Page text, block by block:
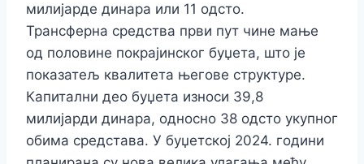
милијарде динара или 11 одсто.
Трансферна средства први пут чине мање
од половине покрајинског буџета, што је
показатељ квалитета његове структуре.
Капитални део буџета износи 39,8
милијарди динара, односно 38 одсто укупног
обима средстава. У буџетској 2024. години